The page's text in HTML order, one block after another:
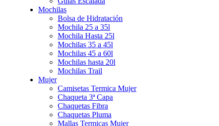
Mochilas
Bolsa de Hidratación
Mochila 25 a 35l
Mochila Hasta 25l
Mochilas 35 a 45l
Mochilas 45 a 60l
Mochilas hasta 20l
Mochilas Trail
Mujer
Camisetas Termica Mujer
Chaqueta 3ª Capa
Chaquetas Fibra
Chaquetas Pluma
Mallas Termicas Mujer